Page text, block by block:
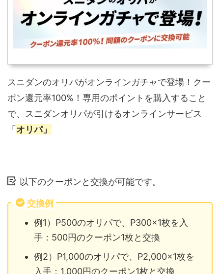
スニダンのオリパがオンラインガチャで登場！クー
ポン還元率100%！専用のポイントを購入すること
で、スニダンオリパが引けるオンラインサービス
「 オリパ」
以下のクーポンと交換が可能です。
交換例
例1）P500のオリパで、P300×1枚を入
手：500円のクーポン1枚と交換
例2）P1,000のオリパで、P2,000×1枚を
入手：1,000円のクーポン1枚と交換